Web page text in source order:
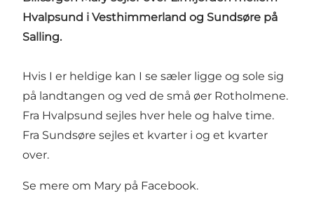
Hvalpsund i Vesthimmerland og Sundsøre på
Salling.
Hvis I er heldige kan I se sæler ligge og sole sig
på landtangen og ved de små øer Rotholmene.
Fra Hvalpsund sejles hver hele og halve time.
Fra Sundsøre sejles et kvarter i og et kvarter
over.
Se mere om Mary på Facebook.